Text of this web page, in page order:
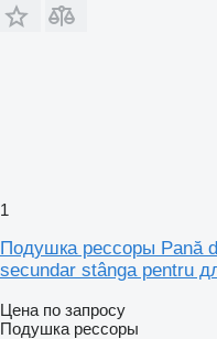
1
Подушка рессоры Pană
secundar stânga pentru
Цена по запросу
Подушка рессоры